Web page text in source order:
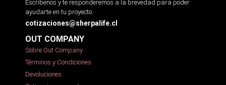
Escríbenos y te responderemos a la brevedad para poder
ayudarte en tu proyecto.
cotizaciones@sherpalife.cl
OUT COMPANY
Sobre Out Company
Términos y Condiciones
Devoluciones